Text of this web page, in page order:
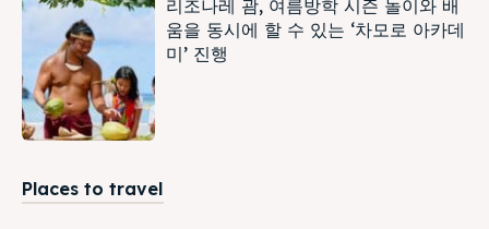
리조나레 괌, 여름방학 시즌 놀이와 배
움을 동시에 할 수 있는 ‘차모로 아카데
미’ 진행
Places to travel